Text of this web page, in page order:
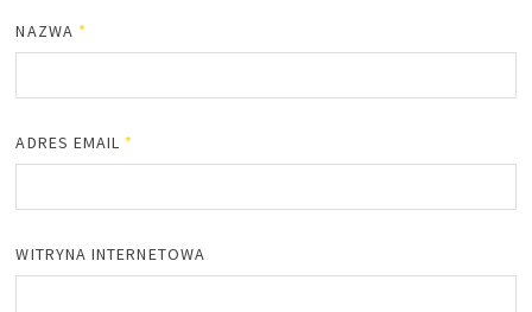
NAZWA *
ADRES EMAIL *
WITRYNA INTERNETOWA